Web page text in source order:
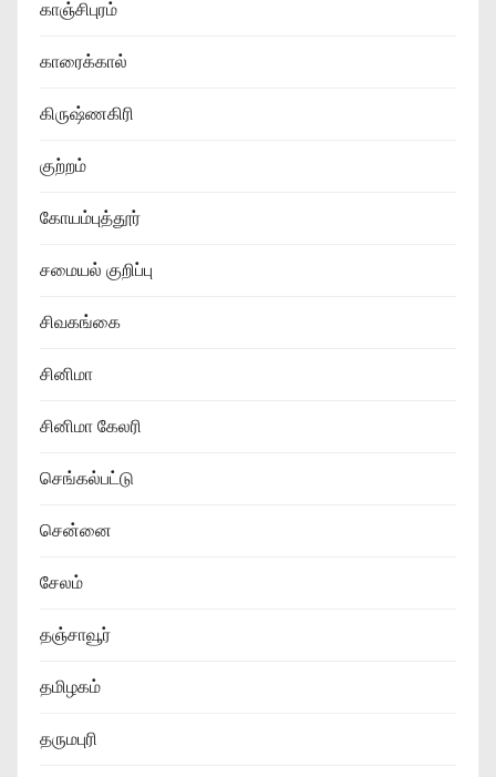
காஞ்சிபுரம்
காரைக்கால்
கிருஷ்ணகிரி
குற்றம்
கோயம்புத்தூர்
சமையல் குறிப்பு
சிவகங்கை
சினிமா
சினிமா கேலரி
செங்கல்பட்டு
சென்னை
சேலம்
தஞ்சாவூர்
தமிழகம்
தருமபுரி